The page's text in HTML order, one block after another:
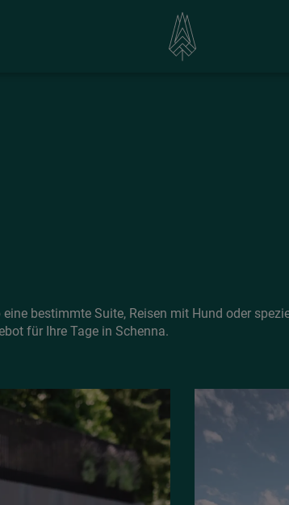
bestimmte Suite, Reisen mit Hund oder
für Ihre Tage in Schenna.